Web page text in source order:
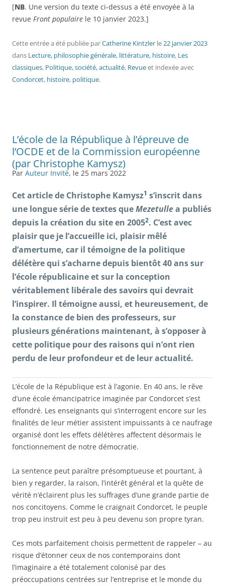
[NB. Une version du texte ci-dessus a été envoyée à la
revue Front populaire le 10 janvier 2023.]
Cette entrée a été publiée parCatherine Kintzler le22 janvier 2023
dans Lecture, philosophie générale, littérature, histoire, Les
classiques, Politique, société, actualité, Revueet indexée avec
Condorcet, histoire, politique.
L’école de la République à l’épreuve de
l’OCDE et de la Commission européenne
(par Christophe Kamysz)
Par Auteur Invité, le 25 mars 2022
Cet article de Christophe Kamysz1 s’inscrit dans
une longue série de textes queMezetullea publiés
depuis la création du site en 20052. C’est avec
plaisir que je l’accueille ici, plaisir mêlé
d’amertume, car il témoigne de la politique
délétère qui s’acharne depuis bientôt 40 ans sur
l’école républicaine et sur la conception
véritablement libérale des savoirs qui devrait
l’inspirer. Il témoigne aussi, et heureusement, de
la constance de bien des professeurs, sur
plusieurs générations maintenant, à s’opposer à
cette politique pour des raisons qui n’ont rien
perdu de leur profondeur et de leur actualité.
L’école de la République est à l’agonie. En 40 ans, le rêve
d’une école émancipatrice imaginée par Condorcet s’est
effondré. Les enseignants qui s’interrogent encore sur les
finalités de leur métier assistent impuissants à ce naufrage
organisé dont les effets délétères affectent désormais le
fonctionnement de notre démocratie.
La sentence peut paraître présomptueuse et pourtant, à
bien y regarder, la raison, l’intérêt général et la quête de
vérité n’éclairent plus les suffrages d’une grande partie de
nos concitoyens. Comme le craignait Condorcet, le peuple
trop peu instruit est peu à peu devenu son propre tyran.
Ces mots parfaitement choisis permettent de rappeler – au
risque d’étonner ceux de nos contemporains dont
l’imaginaire a été totalement colonisé par des
préoccupations centrées sur l’entreprise et le monde du